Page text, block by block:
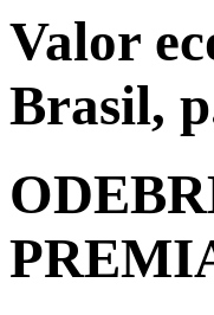
Valor
Brasil,